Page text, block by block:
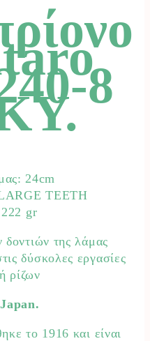
8
24cm
TEETH
gr
της λάμας
δύσκολες εργασίες
ρίζων
το 1916 και είναι